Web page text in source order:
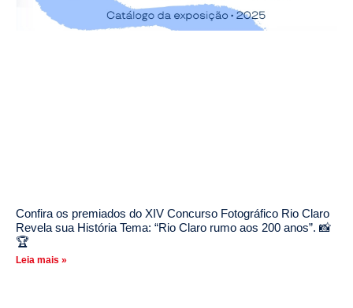
Confira os premiados do XIV Concurso Fotográfico Rio Claro
Revela sua História Tema: “Rio Claro rumo aos 200 anos”. 📸
🏆
Leia mais »